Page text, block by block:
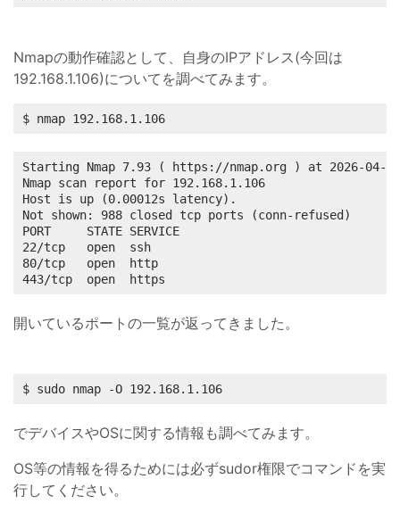
Nmapの動作確認として、自身のIPアドレス(今回は
192.168.1.106)についてを調べてみます。
$ nmap 192.168.1.106
Starting Nmap 7.93 ( https://nmap.org ) at 2026-04-
Nmap scan report for 192.168.1.106
Host is up (0.00012s latency).
Not shown: 988 closed tcp ports (conn-refused)
PORT     STATE SERVICE
22/tcp   open  ssh
80/tcp   open  http
443/tcp  open  https
開いているポートの一覧が返ってきました。
$ sudo nmap -O 192.168.1.106
でデバイスやOSに関する情報も調べてみます。
OS等の情報を得るためには必ずsudor権限でコマンドを実
行してください。